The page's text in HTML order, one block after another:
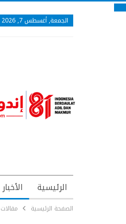
الجمعة, أغسطس 7, 2026
الرئيسية الأخبار
الصفحة الرئيسية مقالات